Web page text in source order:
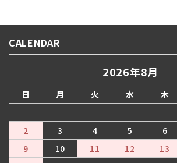
CALENDAR
2026年8月
日 月 火 水 木
2
3 4 5 6
9
10 11 12 13